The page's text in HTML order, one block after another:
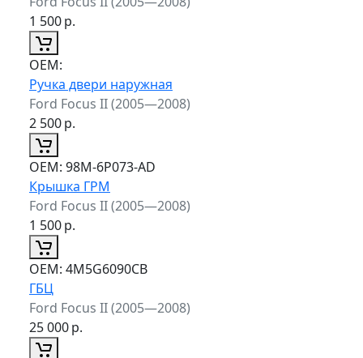
1 500р.
ОЕМ:
Ручка двери наружная
Ford Focus II (2005—2008)
2 500р.
ОЕМ: 98M-6P073-AD
Крышка ГРМ
Ford Focus II (2005—2008)
1 500р.
ОЕМ: 4M5G6090CB
ГБЦ
Ford Focus II (2005—2008)
25 000р.